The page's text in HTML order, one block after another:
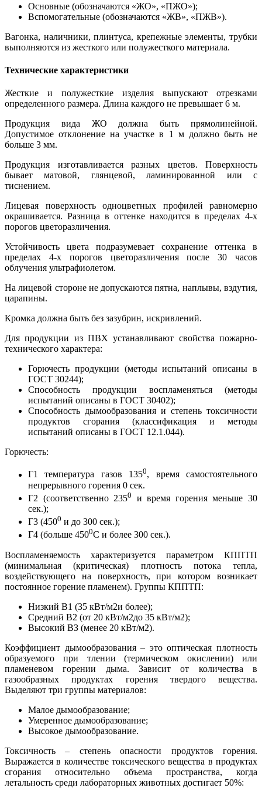
Основные (обозначаются «ЖО», «ПЖО»);
Вспомогательные (обозначаются «ЖВ», «ПЖВ»).
Вагонка, наличники, плинтуса, крепежные элементы, трубки
выполняются из жесткого или полужесткого материала.
Технические характеристики
Жесткие и полужесткие изделия выпускают отрезками
определенного размера. Длина каждого не превышает 6 м.
Продукция вида ЖО должна быть прямолинейной.
Допустимое отклонение на участке в 1 м должно быть не
больше 3 мм.
Продукция изготавливается разных цветов. Поверхность
бывает матовой, глянцевой, ламинированной или с
тиснением.
Лицевая поверхность одноцветных профилей равномерно
окрашивается. Разница в оттенке находится в пределах 4-х
порогов цветоразличения.
Устойчивость цвета подразумевает сохранение оттенка в
пределах 4-х порогов цветоразличения после 30 часов
облучения ультрафиолетом.
На лицевой стороне не допускаются пятна, наплывы, вздутия,
царапины.
Кромка должна быть без зазубрин, искривлений.
Для продукции из ПВХ устанавливают свойства пожарно-
технического характера:
Горючесть продукции (методы испытаний описаны в
ГОСТ 30244);
Способность продукции воспламеняться (методы
испытаний описаны в ГОСТ 30402);
Способность дымообразования и степень токсичности
продуктов сгорания (классификация и методы
испытаний описаны в ГОСТ 12.1.044).
Горючесть:
Г1 температура газов 1350, время самостоятельного
непрерывного горения 0 сек.
Г2 (соответственно 2350
и время горения меньше 30
сек.);
Г3 (4500 и до 300 сек.);
Г4 (больше 4500C и более 300 сек.).
Воспламеняемость характеризуется параметром КППТП
(минимальная (критическая) плотность потока тепла,
воздействующего на поверхность, при котором возникает
постоянное горение пламенем). Группы КППТП:
Низкий B1 (35 кВт/м2и более);
Средний B2 (от 20 кВт/м2до 35 кВт/м2);
Высокий ВЗ (менее 20 кВт/м2).
Коэффициент дымообразования – это оптическая плотность
образуемого при тлении (термическом окислении) или
пламеневом горении дыма. Зависит от количества в
газообразных продуктах горения твердого вещества.
Выделяют три группы материалов:
Малое дымообразование;
Умеренное дымообразование;
Высокое дымообразование.
Токсичность – степень опасности продуктов горения.
Выражается в количестве токсического вещества в продуктах
сгорания относительно объема пространства, когда
летальность среди лабораторных животных достигает 50%: